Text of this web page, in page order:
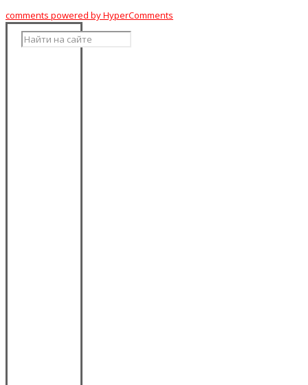
comments powered by HyperComments